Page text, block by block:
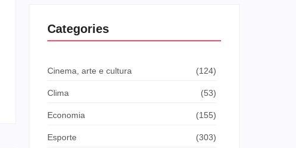
Categories
Cinema, arte e cultura (124)
Clima (53)
Economia (155)
Esporte (303)